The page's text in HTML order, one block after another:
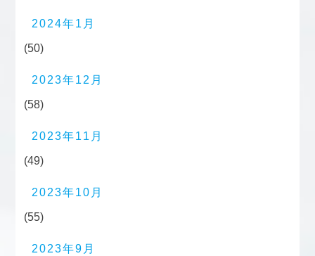
2024年1月
(50)
2023年12月
(58)
2023年11月
(49)
2023年10月
(55)
2023年9月